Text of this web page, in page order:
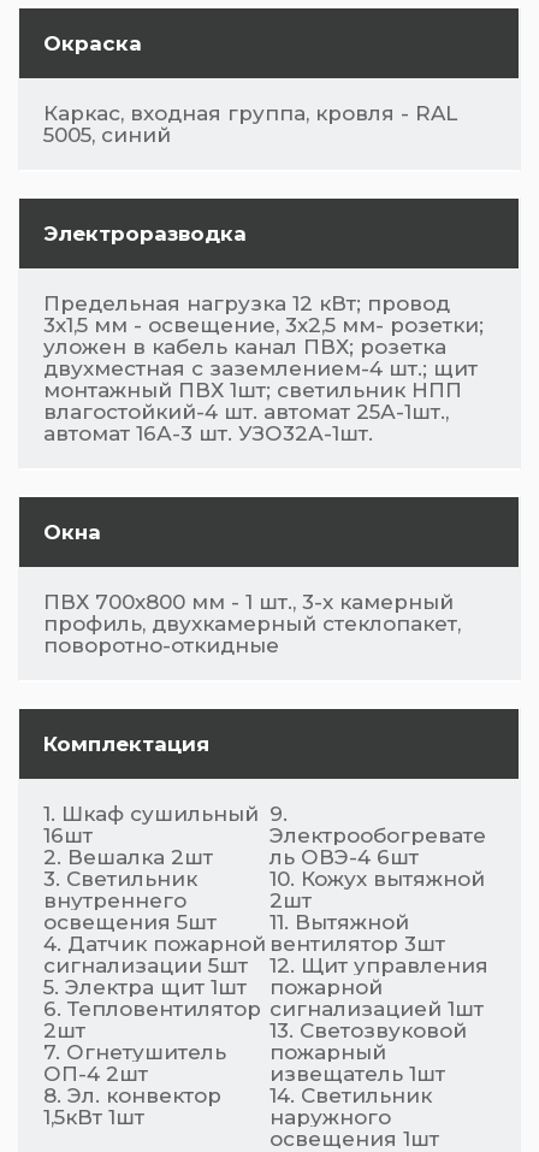
Окраска
Каркас, входная группа, кровля - RAL
5005, синий
Электроразводка
Предельная нагрузка 12 кВт; провод
3х1,5 мм - освещение, 3х2,5 мм- розетки;
уложен в кабель канал ПВХ; розетка
двухместная с заземлением-4 шт.; щит
монтажный ПВХ 1шт; светильник НПП
влагостойкий-4 шт. автомат 25А-1шт.,
автомат 16А-3 шт. УЗО32А-1шт.
Окна
ПВХ 700х800 мм - 1 шт., 3-х камерный
профиль, двухкамерный стеклопакет,
поворотно-откидные
Комплектация
1. Шкаф сушильный
16шт
2. Вешалка 2шт
3. Светильник
внутреннего
освещения 5шт
4. Датчик пожарной
сигнализации 5шт
5. Электра щит 1шт
6. Тепловентилятор
2шт
7. Огнетушитель
ОП-4 2шт
8. Эл. конвектор
1,5кВт 1шт
9.
Электрообогревате
ль ОВЭ-4 6шт
10. Кожух вытяжной
2шт
11. Вытяжной
вентилятор 3шт
12. Щит управления
пожарной
сигнализацией 1шт
13. Светозвуковой
пожарный
извещатель 1шт
14. Светильник
наружного
освещения 1шт